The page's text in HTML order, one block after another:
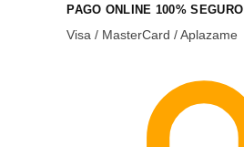
PAGO ONLINE 100% SEGURO
Visa / MasterCard / Aplazame